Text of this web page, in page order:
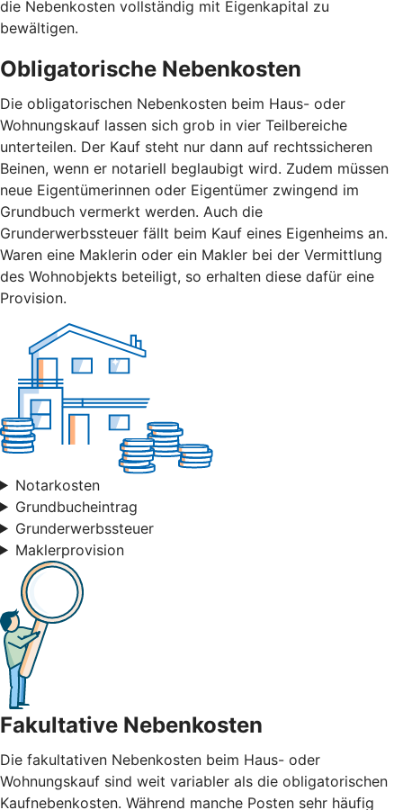
die Nebenkosten vollständig mit Eigenkapital zu
bewältigen.
Obligatorische Nebenkosten
Die obligatorischen Nebenkosten beim Haus- oder
Wohnungskauf lassen sich grob in vier Teilbereiche
unterteilen. Der Kauf steht nur dann auf rechtssicheren
Beinen, wenn er notariell beglaubigt wird. Zudem müssen
neue Eigentümerinnen oder Eigentümer zwingend im
Grundbuch vermerkt werden. Auch die
Grunderwerbssteuer fällt beim Kauf eines Eigenheims an.
Waren eine Maklerin oder ein Makler bei der Vermittlung
des Wohnobjekts beteiligt, so erhalten diese dafür eine
Provision.
Notarkosten
Grundbucheintrag
Grunderwerbssteuer
Maklerprovision
Fakultative Nebenkosten
Die fakultativen Nebenkosten beim Haus- oder
Wohnungskauf sind weit variabler als die obligatorischen
Kaufnebenkosten. Während manche Posten sehr häufig